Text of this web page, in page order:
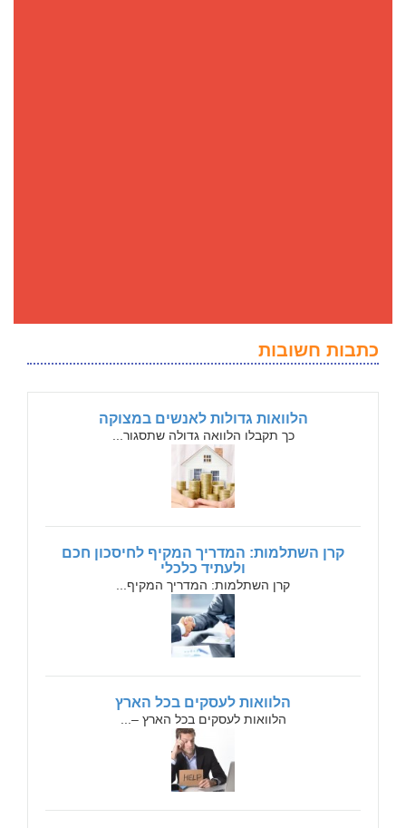
כתבות חשובות
הלוואות גדולות לאנשים במצוקה
כך תקבלו הלוואה גדולה שתסגור...
קרן השתלמות: המדריך המקיף לחיסכון חכם
ולעתיד כלכלי
קרן השתלמות: המדריך המקיף...
הלוואות לעסקים בכל הארץ
הלוואות לעסקים בכל הארץ –...